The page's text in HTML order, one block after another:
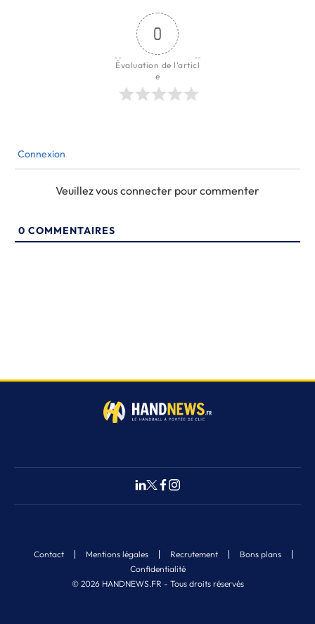
0
Évaluation de l'articl
e
Connexion
Veuillez vous connecter pour commenter
0 COMMENTAIRES
© 2026 HANDNEWS.FR - Tous droits réservés
Contact Mentions légales Recrutement
Bons plans
Confidentialité